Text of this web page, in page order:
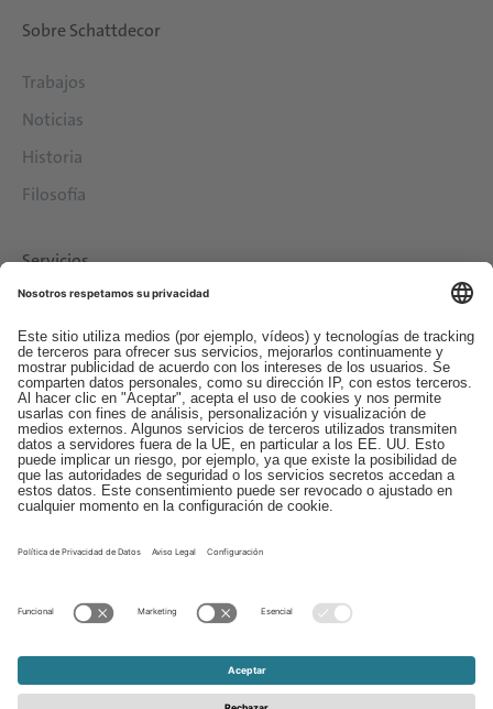
Sobre Schattdecor
Trabajos
Noticias
Historia
Filosofía
Servicios
Contacto
EDI
Aviso legal
Canal de Denuncias
Condiciones generales